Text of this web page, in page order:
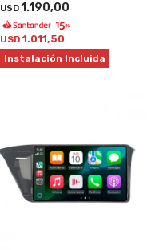
USD1.190,00
USD 1.011,50
Instalación Incluida